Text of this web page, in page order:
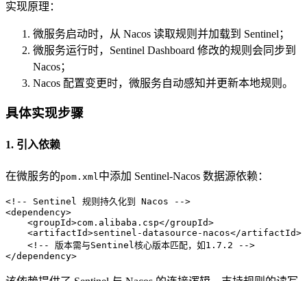
实现原理：
微服务启动时，从 Nacos 读取规则并加载到 Sentinel；
微服务运行时，Sentinel Dashboard 修改的规则会同步到
Nacos；
Nacos 配置变更时，微服务自动感知并更新本地规则。
具体实现步骤
1. 引入依赖
在微服务的pom.xml 中添加 Sentinel-Nacos 数据源依赖：
<!-- Sentinel 规则持久化到 Nacos -->
<dependency>
<groupId>com.alibaba.csp</groupId>
<artifactId>sentinel-datasource-nacos</artifactId>
<!-- 版本需与Sentinel核心版本匹配，如1.7.2 -->
</dependency>